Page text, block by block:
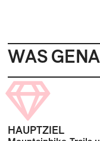
WAS
HAUPTZIEL